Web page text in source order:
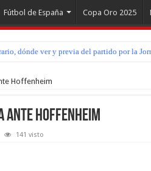
Fútbol de España Copa Oro 2025
dónde ver y previa del partido por la
Hoffenheim
Ante Hoffenheim
141 visto